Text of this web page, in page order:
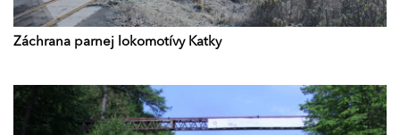
Záchrana parnej lokomotívy Katky